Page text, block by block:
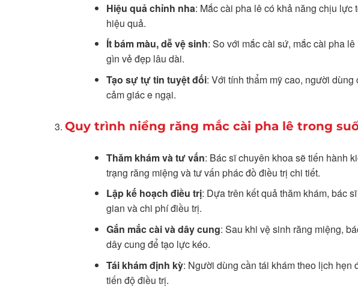
Hiệu quả chỉnh nha: Mắc cài pha lê có khả năng chịu lực
hiệu quả.
Ít bám màu, dễ vệ sinh: So với mắc cài sứ, mắc cài pha
gìn vẻ đẹp lâu dài.
Tạo sự tự tin tuyệt đối: Với tính thẩm mỹ cao, người
cảm giác e ngại.
Quy trình niềng răng mắc cài pha lê trong
Thăm khám và tư vấn: Bác sĩ chuyên khoa sẽ tiến hành
trạng răng miệng và tư vấn phác đồ điều trị chi tiết.
Lập kế hoạch điều trị: Dựa trên kết quả thăm khám, bác
gian và chi phí điều trị.
Gắn mắc cài và dây cung: Sau khi vệ sinh răng miệng,
dây cung để tạo lực kéo.
Tái khám định kỳ: Người dùng cần tái khám theo lịch hẹn
tiến độ điều trị.